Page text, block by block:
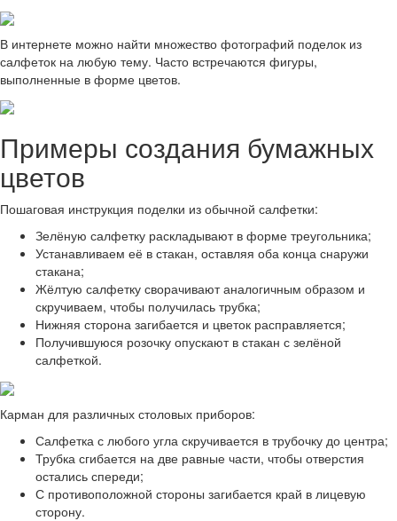
В интернете можно найти множество фотографий поделок из
салфеток на любую тему. Часто встречаются фигуры,
выполненные в форме цветов.
Примеры создания бумажных
цветов
Пошаговая инструкция поделки из обычной салфетки:
Зелёную салфетку раскладывают в форме треугольника;
Устанавливаем её в стакан, оставляя оба конца снаружи
стакана;
Жёлтую салфетку сворачивают аналогичным образом и
скручиваем, чтобы получилась трубка;
Нижняя сторона загибается и цветок расправляется;
Получившуюся розочку опускают в стакан с зелёной
салфеткой.
Карман для различных столовых приборов:
Салфетка с любого угла скручивается в трубочку до центра;
Трубка сгибается на две равные части, чтобы отверстия
остались спереди;
С противоположной стороны загибается край в лицевую
сторону.